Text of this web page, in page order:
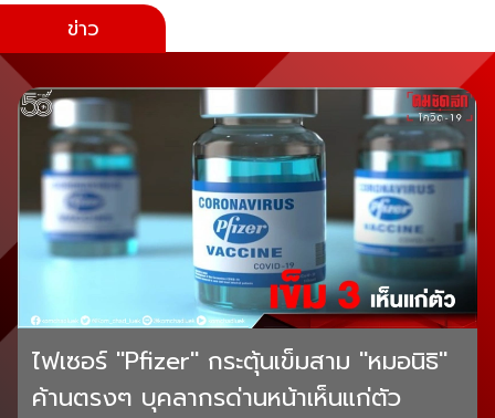
ข่าว
ไฟเซอร์ "Pfizer" กระตุ้นเข็มสาม "หมอนิธิ"
ค้านตรงๆ บุคลากรด่านหน้าเห็นแก่ตัว